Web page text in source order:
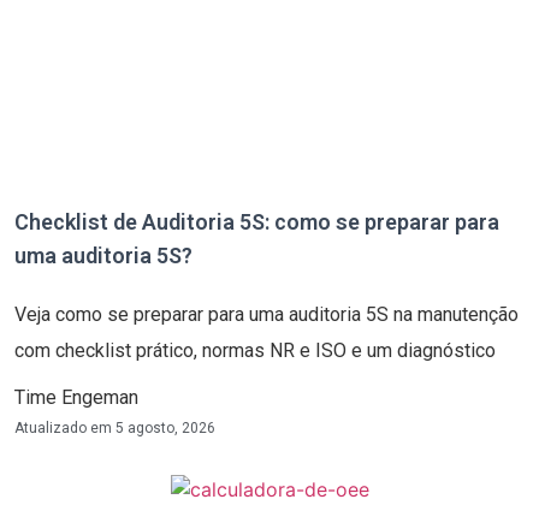
Checklist de Auditoria 5S: como se preparar para
uma auditoria 5S?
Veja como se preparar para uma auditoria 5S na manutenção
com checklist prático, normas NR e ISO e um diagnóstico
Time Engeman
Atualizado em 5 agosto, 2026